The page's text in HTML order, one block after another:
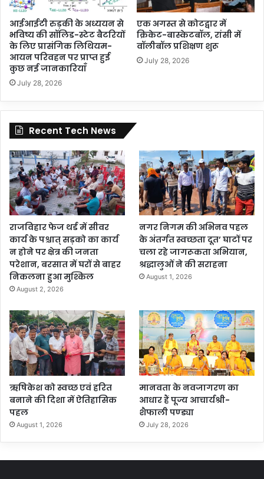
आईआईटी रुड़की के अध्ययन से
भविष्य की सॉलिड-स्टेट बैटरियों
के लिए प्रासंगिक लिथियम-
आयन परिवहन पर प्राप्त हुई
कुछ नई जानकारियाँ
July 28, 2026
एक अगस्त से कोटद्वार में
क्रिकेट-बास्केटबॉल, रांसी में
वॉलीबॉल प्रशिक्षण शुरू
July 28, 2026
Recent Tech News
राजविहार फेज थर्ड में सीवर
कार्य के पश्चात् सड़को का कार्य
न होने पर क्षेत्र की जनता
परेशान, बरसात में घरों से बाहर
निकलना हुआ मुश्किल
August 2, 2026
नगर निगम की अभिनव पहल
के अंतर्गत स्वच्छता दूत’ घाटों पर
चला रहे जागरूकता अभियान,
श्रद्धालुओं ने की सराहना
August 1, 2026
ऋषिकेश को स्वच्छ एवं हरित
बनाने की दिशा में ऐतिहासिक
पहल
August 1, 2026
मानवता के नवजागरण का
आधार हैं पूज्य आचार्यश्री-
शैफाली पण्ड्या
July 28, 2026